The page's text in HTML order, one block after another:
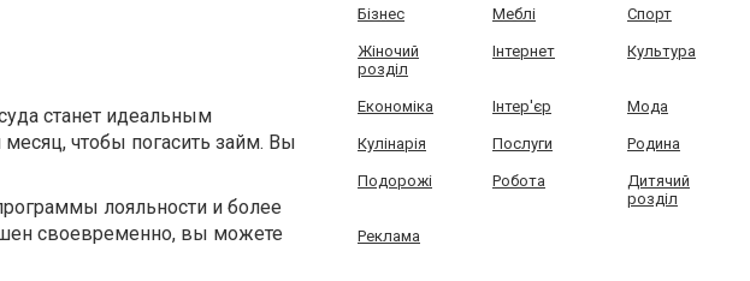
станет идеальным
чтобы погасить займ. Вы
лояльности и более
своевременно, вы можете
Бізнес Меблі Спорт
Жіночий
розділ
Інтернет Культура
Економіка Інтер'єр Мода
Кулінарія Послуги Родина
Подорожі Робота
Дитячий
розділ
Реклама